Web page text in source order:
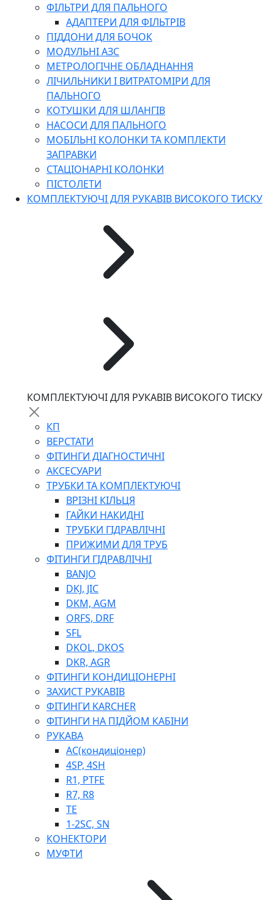
ФІЛЬТРИ ДЛЯ ПАЛЬНОГО
АДАПТЕРИ ДЛЯ ФІЛЬТРІВ
ПІДДОНИ ДЛЯ БОЧОК
МОДУЛЬНІ АЗС
МЕТРОЛОГІЧНЕ ОБЛАДНАННЯ
ЛІЧИЛЬНИКИ І ВИТРАТОМІРИ ДЛЯ
ПАЛЬНОГО
КОТУШКИ ДЛЯ ШЛАНГІВ
НАСОСИ ДЛЯ ПАЛЬНОГО
МОБІЛЬНІ КОЛОНКИ ТА КОМПЛЕКТИ
ЗАПРАВКИ
СТАЦІОНАРНІ КОЛОНКИ
ПІСТОЛЕТИ
КОМПЛЕКТУЮЧІ ДЛЯ РУКАВІВ ВИСОКОГО ТИСКУ
КОМПЛЕКТУЮЧІ ДЛЯ РУКАВІВ ВИСОКОГО ТИСКУ
КП
ВЕРСТАТИ
ФІТИНГИ ДІАГНОСТИЧНІ
АКСЕСУАРИ
ТРУБКИ ТА КОМПЛЕКТУЮЧІ
ВРІЗНІ КІЛЬЦЯ
ГАЙКИ НАКИДНІ
ТРУБКИ ГІДРАВЛІЧНІ
ПРИЖИМИ ДЛЯ ТРУБ
ФІТИНГИ ГІДРАВЛІЧНІ
BANJO
DKJ, JIC
DKM, AGM
ORFS, DRF
SFL
DKOL, DKOS
DKR, AGR
ФІТИНГИ КОНДИЦІОНЕРНІ
ЗАХИСТ РУКАВІВ
ФІТИНГИ KARCHER
ФІТИНГИ НА ПІДЙОМ КАБІНИ
РУКАВА
AC(кондиціонер)
4SP, 4SH
R1, PTFE
R7, R8
TE
1-2SC, SN
КОНЕКТОРИ
МУФТИ